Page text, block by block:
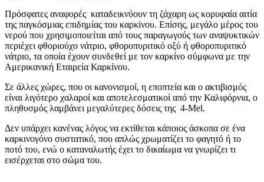
Πρόσφατες αναφορές καταδεικνύουν τη ζάχαρη ως κορυφαία αιτία
της παγκόσμιας επιδημίας του καρκίνου. Επίσης, μεγάλο μέρος του
νερού που χρησιμοποιείται από τους παραγωγούς των αναψυκτικών
περιέχει φθοριούχο νάτριο, φθοροπυριτικό οξύ ή φθοροπυριτικό
νάτριο, τα οποία έχουν συνδεθεί με τον καρκίνο σύμφωνα με την
Αμερικανική Εταιρεία Καρκίνου.
Σε άλλες χώρες, που οι κανονισμοί, η εποπτεία και ο ακτιβισμός
είναι λιγότερο χαλαροί και αποτελεσματικοί από την Καλιφόρνια, ο
πληθυσμός λαμβάνει μεγαλύτερες δόσεις της 4-Mel.
Δεν υπάρχει κανένας λόγος να εκτίθεται κάποιος άσκοπα σε ένα
καρκινογόνο συστατικό, που απλώς χρωματίζει το φαγητό ή το
ποτό του, ενώ ο καταναλωτής έχει το δικαίωμα να γνωρίζει τι
εισέρχεται στο σώμα του.